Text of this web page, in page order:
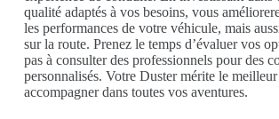
qualité adaptés à vos besoins, vous
les performances de votre véhicule, mais
sur la route. Prenez le temps d’évaluer vos
pas à consulter des professionnels pour des
personnalisés. Votre Duster mérite le
accompagner dans toutes vos aventures.